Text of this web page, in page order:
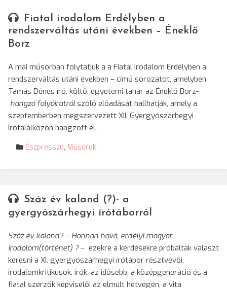
Fiatal irodalom Erdélyben a
rendszerváltás utáni években – Éneklő
Borz
A mai műsorban folytatjuk a a Fiatal irodalom Erdélyben a
rendszerváltás utáni években – című sorozatot, amelyben
Tamás Dénes író, költő, egyetemi tanár az Éneklő Borz-
hangzó folyóiratrólszóló előadását hallhatják, amely a
szeptemberben megszervezett XII. Gyergyószárhegyi
Írótalálkozón hangzott el.
Észpresszó, Műsorok
Száz év kaland (?)- a
gyergyószárhegyi írótáborról
Száz év kaland? – Honnan hová, erdélyi magyar
irodalom(történet) ? – ezekre a kérdésekre próbáltak választ
keresni a XI. gyergyószárhegyi írótábor résztvevői,
irodalomkritikusok, írók, az idősebb, a középgeneráció és a
fiatal szerzők képviselői az elmúlt hétvégén, a vita